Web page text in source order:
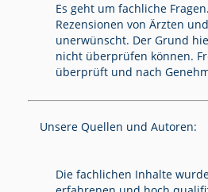
Es geht um fachliche
Rezensionen von Ärzten
unerwünscht. Der Grund
nicht überprüfen können.
überprüft und nach
Unsere Quellen und Autoren:
Die fachlichen Inhalte